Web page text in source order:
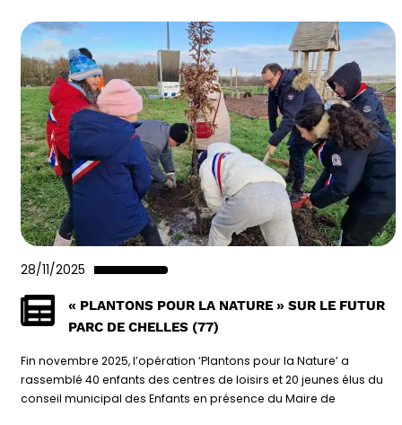
28/11/2025
« PLANTONS POUR LA NATURE » SUR LE FUTUR
PARC DE CHELLES (77)
Fin novembre 2025, l’opération ‘Plantons pour la Nature’ a
rassemblé 40 enfants des centres de loisirs et 20 jeunes élus du
conseil municipal des Enfants en présence du Maire de